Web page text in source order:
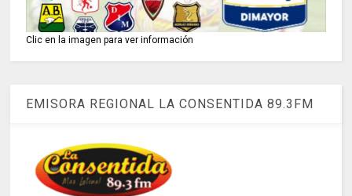
Clic en la imagen para ver información
EMISORA REGIONAL LA CONSENTIDA 89.3FM